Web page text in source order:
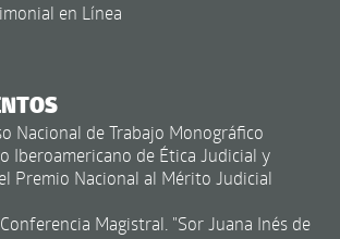
en Línea
Nacional de Trabajo Monográfico
Iberoamericano de Ética Judicial y
Premio Nacional al Mérito Judicial
Magistral. "Sor Juana Inés de